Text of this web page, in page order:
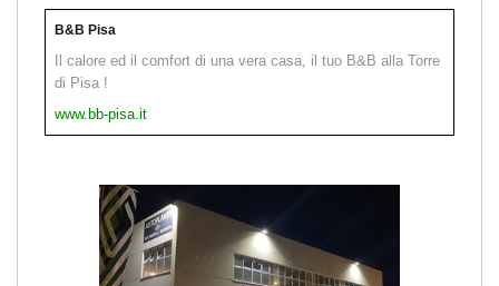
B&B Pisa
Il calore ed il comfort di una vera casa, il tuo B&B alla Torre
di Pisa !
www.bb-pisa.it